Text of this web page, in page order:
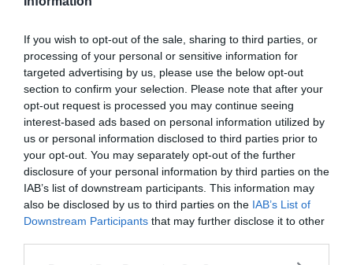
If you wish to opt-out of the sale, sharing to third parties, or
processing of your personal or sensitive information for
targeted advertising by us, please use the below opt-out
section to confirm your selection. Please note that after your
opt-out request is processed you may continue seeing
interest-based ads based on personal information utilized by
us or personal information disclosed to third parties prior to
your opt-out. You may separately opt-out of the further
disclosure of your personal information by third parties on the
IAB’s list of downstream participants. This information may
also be disclosed by us to third parties on the IAB’s List of
Downstream Participants that may further disclose it to other
az esetben a belga támadó pár órán belül megérkezhet
vizsgálatokon.
Az Internek mavalóban sikerült felgyorsítania a tárgyalásokat
Az olasz csapat délután egy újabb ajánlatot tett a Unitednek 70
Millió Euró és bónuszok értékben, ami már nagyon közel van az
angolok által kért 83 Millió Euróhoz.
forrás:gianlucadimarzio.com